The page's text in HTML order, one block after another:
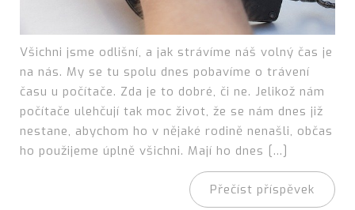
Všichni jsme odlišní, a jak strávíme náš volný čas je
na nás. My se tu spolu dnes pobavíme o trávení
času u počítače. Zda je to dobré, či ne. Jelikož nám
počítače ulehčují tak moc život, že se nám dnes již
nestane, abychom ho v nějaké rodině nenašli, občas
ho použijeme úplně všichni. Mají ho dnes […]
Přečíst příspěvek